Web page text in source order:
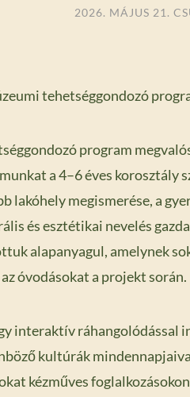
2026. MÁJUS 21.
tehetséggondozó
program
a 4–6 éves korosztály
lakóhely megismerése, a
és esztétikai nevelés
alapanyagul, amelynek
óvodásokat a projekt során.
interaktív ráhangolódással
kultúrák
kézműves